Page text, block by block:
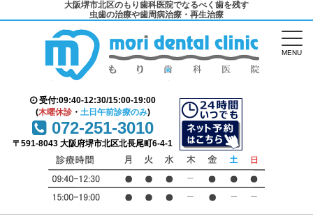
大阪堺市北区のもり歯科医院でなるべく歯を残す
虫歯の治療や歯周病治療・再生治療
受付:09:40-12:30/15:00-19:00
(木曜休診・ 土日午前診療のみ)
072-251-3010
〒591-8043 大阪府堺市北区北長尾町6-4-1
MENU